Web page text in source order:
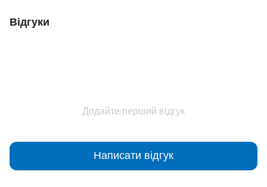
Відгуки
Додайте перший відгук
Написати відгук